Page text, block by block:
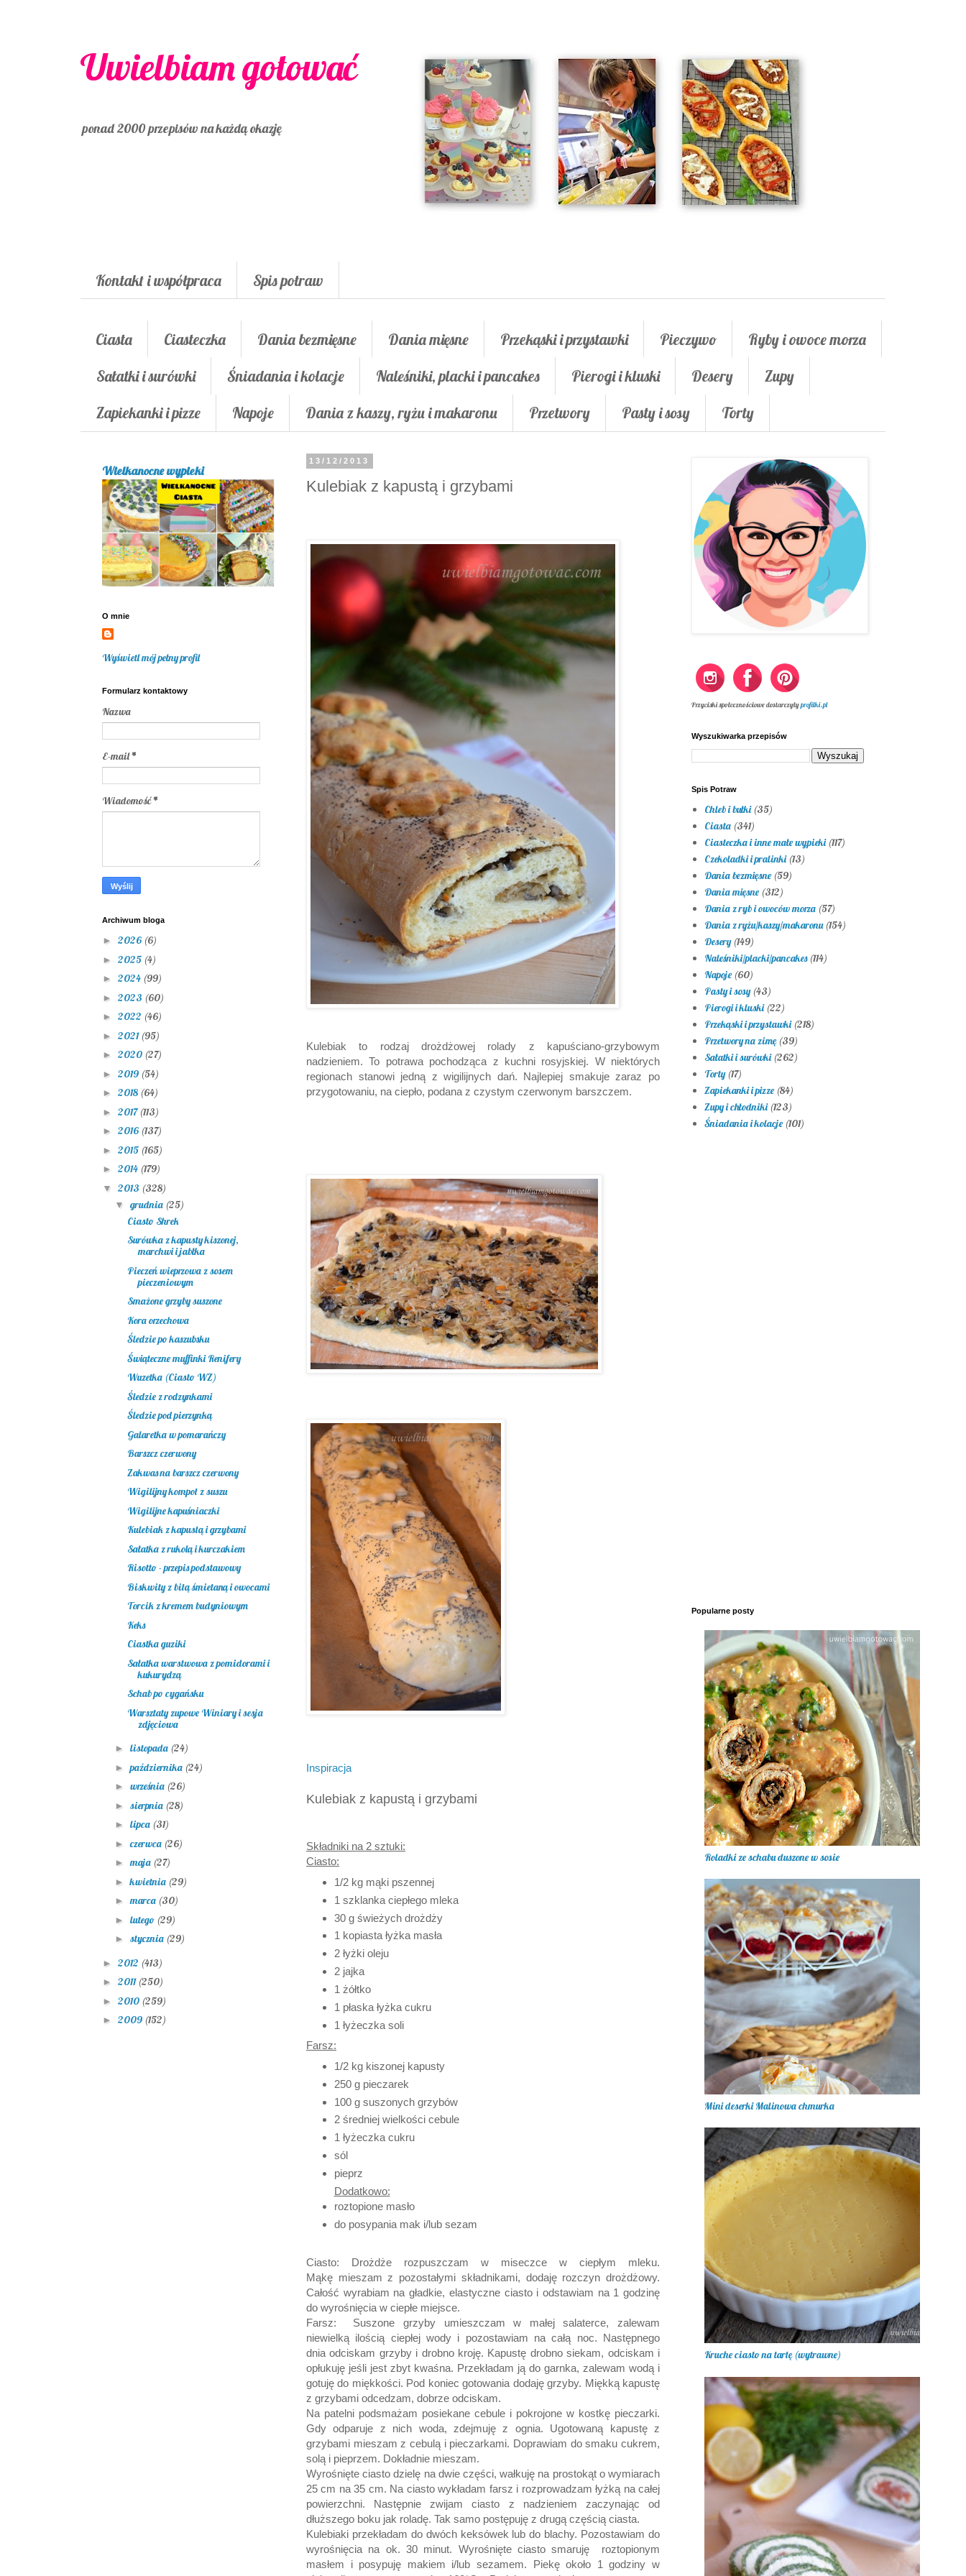
Uwielbiam gotować
ponad 2000 przepisów na każdą okazję
Kontakt i współpraca Spis potraw
Ciasta Ciasteczka Dania bezmięsne Dania mięsne Przekąski i przystawki Pieczywo
Ryby i owoce morza
Sałatki i surówki
Śniadania i kolacje Naleśniki, placki i pancakes Pierogi i kluski Desery
Zupy
Zapiekanki i pizze
Napoje Dania z kaszy, ryżu i makaronu Przetwory Pasty i sosy Torty
13/12/2013
Kulebiak z kapustą i grzybami
Kulebiak to rodzaj drożdżowej rolady z kapuściano-grzybowym
nadzieniem. To potrawa pochodząca z kuchni rosyjskiej. W niektórych
regionach stanowi jedną z wigilijnych dań. Najlepiej smakuje zaraz po
przygotowaniu, na ciepło, podana z czystym czerwonym barszczem.
Inspiracja
Kulebiak z kapustą i grzybami
Składniki na 2 sztuki:
Ciasto:
1/2 kg mąki pszennej
1 szklanka ciepłego mleka
30 g świeżych drożdży
1 kopiasta łyżka masła
2 łyżki oleju
2 jajka
1 żółtko
1 płaska łyżka cukru
1 łyżeczka soli
Farsz:
1/2 kg kiszonej kapusty
250 g pieczarek
100 g suszonych grzybów
2 średniej wielkości cebule
1 łyżeczka cukru
sól
pieprz
Dodatkowo:
roztopione masło
do posypania mak i/lub sezam
Ciasto: Drożdże rozpuszczam w miseczce w ciepłym mleku.
Mąkę mieszam z pozostałymi składnikami, dodaję rozczyn drożdżowy.
Całość wyrabiam na gładkie, elastyczne ciasto i odstawiam na 1 godzinę
do wyrośnięcia w ciepłe miejsce.
Farsz: Suszone grzyby umieszczam w małej salaterce, zalewam
niewielką ilością ciepłej wody i pozostawiam na całą noc. Następnego
dnia odciskam grzyby i drobno kroję. Kapustę drobno siekam, odciskam i
opłukuję jeśli jest zbyt kwaśna. Przekładam ją do garnka, zalewam wodą i
gotuję do miękkości. Pod koniec gotowania dodaję grzyby. Miękką kapustę
z grzybami odcedzam, dobrze odciskam.
Na patelni podsmażam posiekane cebule i pokrojone w kostkę pieczarki.
Gdy odparuje z nich woda, zdejmuję z ognia. Ugotowaną kapustę z
grzybami mieszam z cebulą i pieczarkami. Doprawiam do smaku cukrem,
solą i pieprzem. Dokładnie mieszam.
Wyrośnięte ciasto dzielę na dwie części, wałkuję na prostokąt o wymiarach
25 cm na 35 cm. Na ciasto wykładam farsz i rozprowadzam łyżką na całej
powierzchni. Następnie zwijam ciasto z nadzieniem zaczynając od
dłuższego boku jak roladę. Tak samo postępuję z drugą częścią ciasta.
Kulebiaki przekładam do dwóch keksówek lub do blachy. Pozostawiam do
wyrośnięcia na ok. 30 minut. Wyrośnięte ciasto smaruję roztopionym
masłem i posypuję makiem i/lub sezamem. Piekę około 1 godziny w
Wielkanocne wypieki
O mnie
Wyświetl mój pełny profil
Formularz kontaktowy
Nazwa
E-mail*
Wiadomość*
Archiwum bloga
► 2026 (6)
► 2025 (4)
► 2024 (99)
► 2023 (60)
► 2022 (46)
► 2021 (95)
► 2020 (27)
► 2019 (54)
► 2018 (64)
► 2017(113)
► 2016 (137)
► 2015 (165)
► 2014 (179)
▼ 2013 (328)
▼ grudnia (25)
Ciasto Shrek
Surówka z kapusty kiszonej,
marchwi i jabłka
Pieczeń wieprzowa z sosem
pieczeniowym
Smażone grzyby suszone
Kora orzechowa
Śledzie po kaszubsku
Świąteczne muffinki Renifery
Wuzetka (Ciasto WZ)
Śledzie z rodzynkami
Śledzie pod pierzynką
Galaretka w pomarańczy
Barszcz czerwony
Zakwas na barszcz czerwony
Wigilijny kompot z suszu
Wigilijne kapuśniaczki
Kulebiak z kapustą i grzybami
Sałatka z rukolą i kurczakiem
Risotto - przepis podstawowy
Biskwity z bitą śmietaną i owocami
Torcik z kremem budyniowym
Keks
Ciastka guziki
Sałatka warstwowa z pomidorami i
kukurydzą
Schab po cygańsku
Warsztaty zupowe Winiary i sesja
zdjęciowa
► listopada (24)
►października (24)
► września (26)
► sierpnia (28)
► lipca (31)
►czerwca (26)
►maja (27)
►kwietnia (29)
►marca (30)
► lutego (29)
► stycznia (29)
► 2012 (413)
► 2011 (250)
► 2010 (259)
► 2009 (152)
Przyciski społecznościowe dostarczyłyprofilki.pl
Wyszukiwarka przepisów
Spis Potraw
Chleb i bułki (35)
Ciasta (341)
Ciasteczka i inne małe wypieki (117)
Czekoladki i pralinki (13)
Dania bezmięsne (59)
Dania mięsne (312)
Dania z ryb i owoców morza (57)
Dania z ryżu/kaszy/makaronu (154)
Desery (149)
Naleśniki/placki/pancakes (114)
Napoje (60)
Pasty i sosy (43)
Pierogi i kluski (22)
Przekąski i przystawki (218)
Przetwory na zimę (39)
Sałatki i surówki (262)
Torty (17)
Zapiekanki i pizze (84)
Zupy i chłodniki (123)
Śniadania i kolacje (101)
Popularne posty
Roladki ze schabu duszone w sosie
Mini deserki Malinowa chmurka
Kruche ciasto na tartę (wytrawne)